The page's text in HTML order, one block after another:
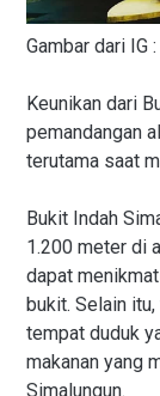
Gambar dari IG
Keunikan dari
pemandangan
terutama saat
Bukit Indah
1.200 meter di
dapat
bukit. Selain
tempat duduk
makanan yang
Simalungun.